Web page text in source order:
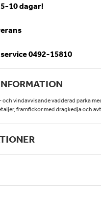
10 dagar!
0492-15810
vindavvisande vadderad parka
framfickor med dragkedja och